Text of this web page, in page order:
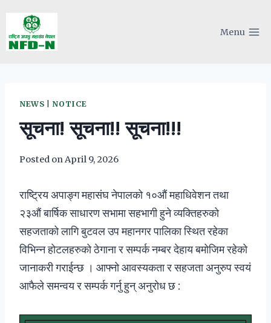
content
Menu
NEWS NOTICE
सूचना! सूचना!! सूचना!!!
Posted onApril 9, 2026
राष्ट्रिय अपाङ्ग महासंघ नेपालको १०औं महाधिवेशन तथा
२३औं बार्षिक साधारण सभामा सहभागी हुने व्यक्तिहरुको
सहजताको लागि बुटवल उप महानगर पालिका स्थित रहेका
विभिन्न होटलहरुको ठेगाना र सम्पर्क नम्बर देहाय बमोजिम रहेको
जानाकरी गराईन्छ । आफ्नो आवस्यकता र सहजता अनुरुप स्वयं
आफैले समन्वय र सम्पर्क गर्नु हुन् अनुरोध छ :